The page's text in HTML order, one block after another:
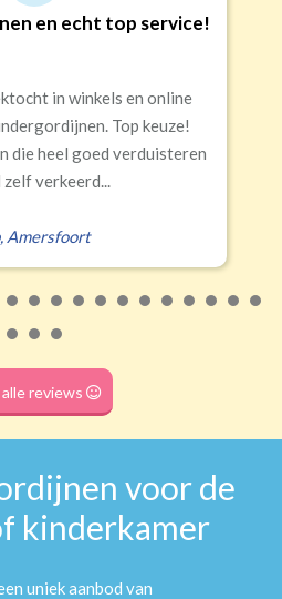
Roede
(tunnel)
Volledige verduisterend
Goede kwaliteit en service!
levering, alles netjes
Erald,Zeist
reviews
voor de
kinderkamer
uniek aanbod van